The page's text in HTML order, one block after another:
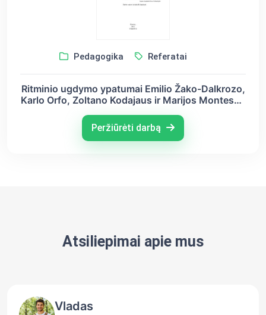
Pedagogika Referatai
Ritminio ugdymo ypatumai Emilio Žako-Dalkrozo,
Karlo Orfo, Zoltano Kodajaus ir Marijos Montesori
Peržiūrėti darbą
Atsiliepimai apie mus
Vladas